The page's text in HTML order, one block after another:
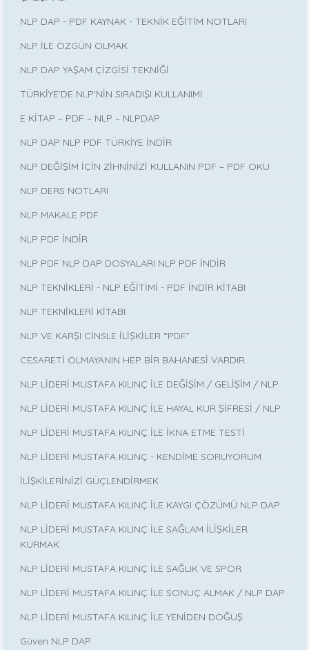
NLP DAP - PDF KAYNAK - TEKNİK EĞİTİM NOTLARI
NLP İLE ÖZGÜN OLMAK
NLP DAP YAŞAM ÇİZGİSİ TEKNİĞİ
TÜRKİYE'DE NLP'NİN SIRADIŞI KULLANIMI
E KİTAP – PDF – NLP – NLPDAP
NLP DAP NLP PDF TÜRKİYE İNDİR
NLP DEĞİŞİM İÇİN ZİHNİNİZİ KULLANIN PDF – PDF OKU
NLP DERS NOTLARI
NLP MAKALE PDF
NLP PDF İNDİR
NLP PDF NLP DAP DOSYALARI NLP PDF İNDİR
NLP TEKNİKLERİ - NLP EĞİTİMİ - PDF İNDİR KİTABI
NLP TEKNİKLERİ KİTABI
NLP VE KARŞI CİNSLE İLİŞKİLER “PDF”
CESARETİ OLMAYANIN HEP BİR BAHANESİ VARDIR
NLP LİDERİ MUSTAFA KILINÇ İLE DEĞİŞİM / GELİŞİM / NLP
NLP LİDERİ MUSTAFA KILINÇ İLE HAYAL KUR ŞİFRESİ / NLP
NLP LİDERİ MUSTAFA KILINÇ İLE İKNA ETME TESTİ
NLP LİDERİ MUSTAFA KILINÇ - KENDİME SORUYORUM
İLİŞKİLERİNİZİ GÜÇLENDİRMEK
NLP LİDERİ MUSTAFA KILINÇ İLE KAYGI ÇÖZÜMÜ NLP DAP
NLP LİDERİ MUSTAFA KILINÇ İLE SAĞLAM İLİŞKİLER
KURMAK
NLP LİDERİ MUSTAFA KILINÇ İLE SAĞLIK VE SPOR
NLP LİDERİ MUSTAFA KILINÇ İLE SONUÇ ALMAK / NLP DAP
NLP LİDERİ MUSTAFA KILINÇ İLE YENİDEN DOĞUŞ
Güven NLP DAP